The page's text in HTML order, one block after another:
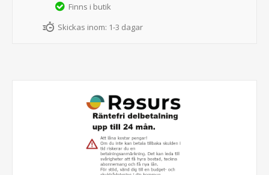
Finns i butik
Skickas inom: 1-3 dagar